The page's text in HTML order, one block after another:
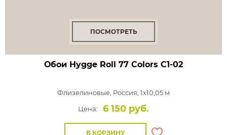
ПОСМОТРЕТЬ
Обои Hygge Roll 77 Colors C1-02
Флизелиновые, Россия, 1x10,05 м
Цена:
6 150 руб.
В КОРЗИНУ